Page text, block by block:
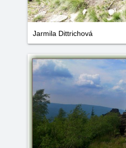
Jarmila Dittrichová